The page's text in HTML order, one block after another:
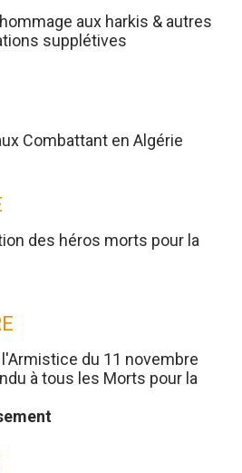
aux harkis & autres
supplétives
Combattant en Algérie
des héros morts pour la
du 11 novembre
à tous les Morts pour la